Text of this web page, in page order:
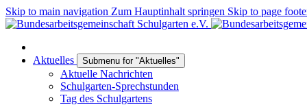
Skip to main navigation Zum Hauptinhalt springen Skip to page
Aktuelles Submenu for "Aktuelles"
Aktuelle Nachrichten
Schulgarten-Sprechstunden
Tag des Schulgartens